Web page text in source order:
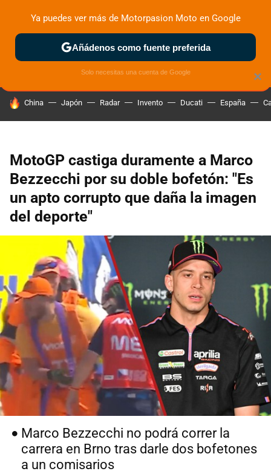
ZONA DE PRUEBAS DEPORTIVAS MOTOS ELÉCTRICAS
HOY SE HABLA DE
China Japón Radar Invento Ducati España
MotoGP castiga duramente a Marco
Bezzecchi por su doble bofetón: "Es
un apto corrupto que daña la imagen
del deporte"
Marco Bezzecchi no podrá correr la
carrera en Brno tras darle dos bofetones
a un comisarios
×
Ya puedes ver más de Motorpasion Moto en Google
Añádenos como fuente preferida
Solo necesitas una cuenta de Google